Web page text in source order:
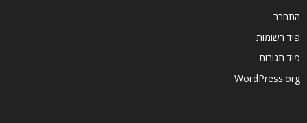
התחבר
פיד רשומות
פיד תגובות
WordPress.org